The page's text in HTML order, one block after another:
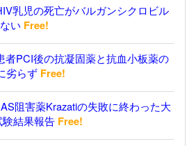
乳児の死亡がバルガンシクロビル
い Free!
者PCI後の抗凝固薬と抗血小板薬の
劣らず Free!
阻害薬Krazatiの失敗に終わった大
結果報告 Free!